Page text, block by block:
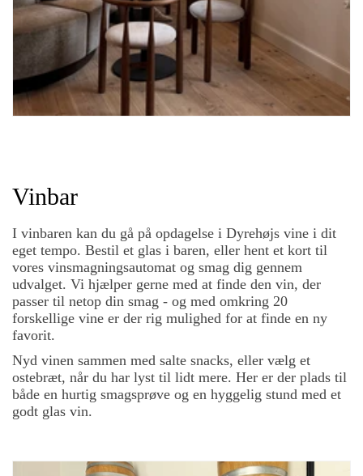
Vinbar
I vinbaren kan du gå på opdagelse i Dyrehøjs vine i dit
eget tempo. Bestil et glas i baren, eller hent et kort til
vores vinsmagningsautomat og smag dig gennem
udvalget. Vi hjælper gerne med at finde den vin, der
passer til netop din smag - og med omkring 20
forskellige vine er der rig mulighed for at finde en ny
favorit.
Nyd vinen sammen med salte snacks, eller vælg et
ostebræt, når du har lyst til lidt mere. Her er der plads til
både en hurtig smagsprøve og en hyggelig stund med et
godt glas vin.